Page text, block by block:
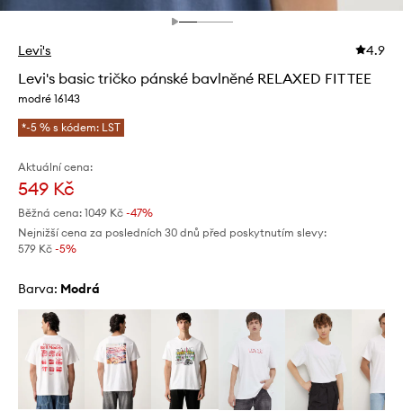
Levi's 4.9
Levi's basic tričko pánské bavlněné RELAXED FIT TEE
modré 16143
*-5 % s kódem: LST
Aktuální cena:
549 Kč
Běžná cena: 1049 Kč -47%
Nejnižší cena za posledních 30 dnů před poskytnutím slevy:
579 Kč -5%
Barva: modrá